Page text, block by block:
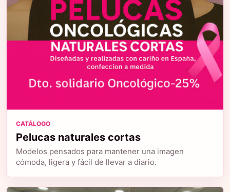
CATÁLOGO
Pelucas naturales cortas
Modelos pensados para mantener una imagen
cómoda, ligera y fácil de llevar a diario.